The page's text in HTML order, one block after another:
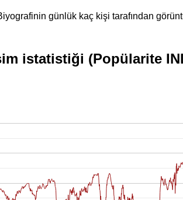
günlük kaç kişi tarafından
istatistiği (Popülarite